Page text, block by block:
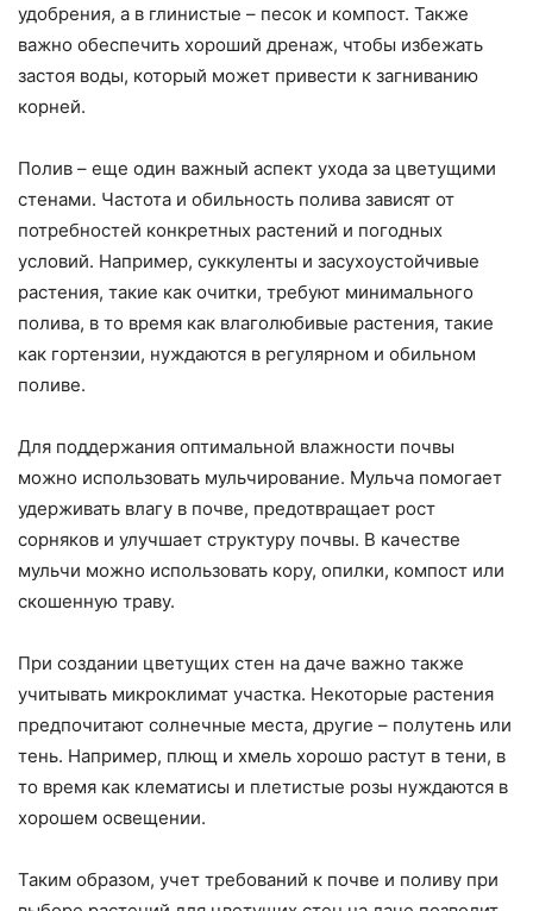
удобрения, а в глинистые – песок и компост. Также
важно обеспечить хороший дренаж, чтобы избежать
застоя воды, который может привести к загниванию
корней.
Полив – еще один важный аспект ухода за цветущими
стенами. Частота и обильность полива зависят от
потребностей конкретных растений и погодных
условий. Например, суккуленты и засухоустойчивые
растения, такие как очитки, требуют минимального
полива, в то время как влаголюбивые растения, такие
как гортензии, нуждаются в регулярном и обильном
поливе.
Для поддержания оптимальной влажности почвы
можно использовать мульчирование. Мульча помогает
удерживать влагу в почве, предотвращает рост
сорняков и улучшает структуру почвы. В качестве
мульчи можно использовать кору, опилки, компост или
скошенную траву.
При создании цветущих стен на даче важно также
учитывать микроклимат участка. Некоторые растения
предпочитают солнечные места, другие – полутень или
тень. Например, плющ и хмель хорошо растут в тени, в
то время как клематисы и плетистые розы нуждаются в
хорошем освещении.
Таким образом, учет требований к почве и поливу при